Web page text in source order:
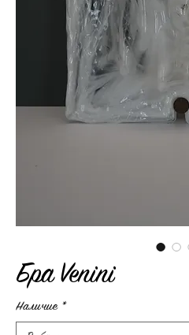
Бра Venini
Наличие *